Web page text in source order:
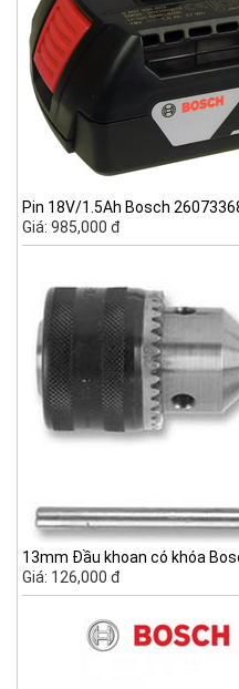
Pin 18V/1.5Ah Bosch
Giá: 985,000 đ
13mm Đầu khoan có khóa
Giá: 126,000 đ